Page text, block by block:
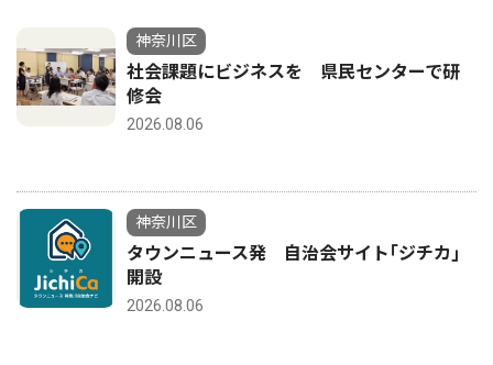
神奈川区
社会課題にビジネスを 県民センターで研
修会
2026.08.06
神奈川区
タウンニュース発 自治会サイト｢ジチカ｣
開設
2026.08.06